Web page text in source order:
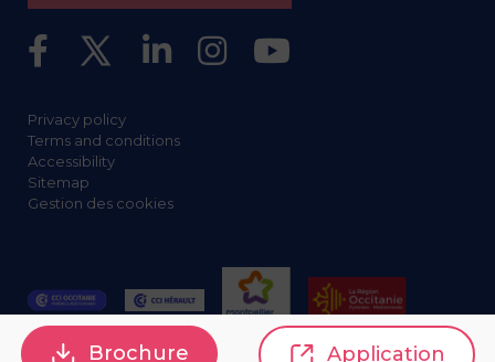
Privacy policy
Terms and conditions
Accessibility
Sitemap
Gestion des cookies
Brochure Application